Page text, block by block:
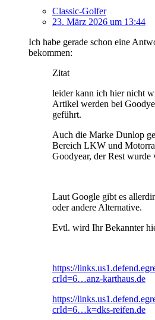
Classic-Golfer
23. März 2026 um 13:44
Ich habe gerade schon eine
bekommen:
Zitat
leider kann ich hier nicht
Artikel werden bei
geführt.
Auch die Marke Dunlop
Bereich LKW und
Goodyear, der Rest wurde
Laut Google gibt es
oder andere Alternative.
Evtl. wird Ihr Bekannter
https://
crId=6…anz-karthaus.de
https://
crId=6…k=dks-reifen.de